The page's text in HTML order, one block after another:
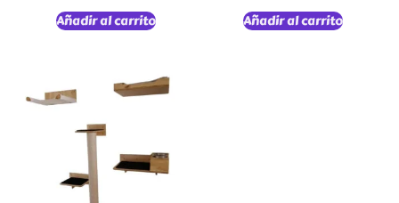
Añadir al carrito Añadir al carrito